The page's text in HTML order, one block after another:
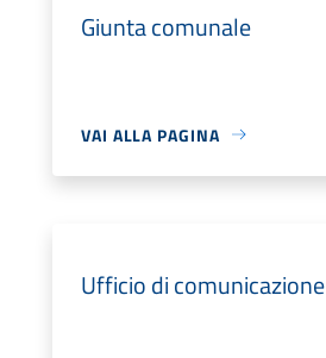
Giunta comunale
VAI ALLA PAGINA
Ufficio di comunicazione